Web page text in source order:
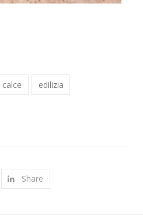
calce
edilizia
Share